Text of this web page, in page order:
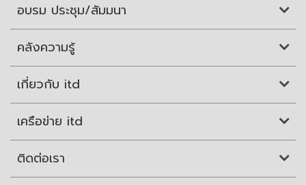
อบรม ประชุม/สัมมนา
คลังความรู้
เกี่ยวกับ itd
เครือข่าย itd
ติดต่อเรา